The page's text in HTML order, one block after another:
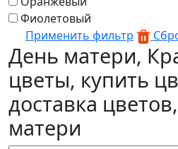
Фиолетовый
Применить фильтр
День матери,
цветы, купить
доставка
матери